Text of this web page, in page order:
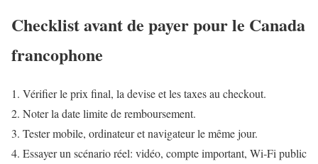
Checklist avant de payer pour le Canada
francophone
Vérifier le prix final, la devise et les taxes au checkout.
Noter la date limite de remboursement.
Tester mobile, ordinateur et navigateur le même jour.
Essayer un scénario réel: vidéo, compte important, Wi‑Fi public